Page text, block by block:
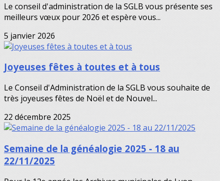
Le conseil d'administration de la SGLB vous présente ses
meilleurs vœux pour 2026 et espère vous...
5 janvier 2026
Joyeuses fêtes à toutes et à tous
Le Conseil d'Administration de la SGLB vous souhaite de
très joyeuses fêtes de Noël et de Nouvel...
22 décembre 2025
Semaine de la généalogie 2025 - 18 au
22/11/2025